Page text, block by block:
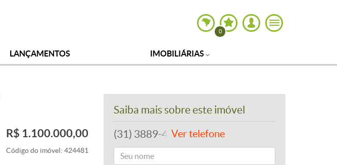
0
LANÇAMENTOS IMOBILIÁRIAS
R$ 1.100.000,00
Código do imóvel: 424481
Saiba mais sobre este imóvel
(31) 3889-4765Ver telefone